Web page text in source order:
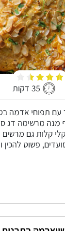
35 דקות
עם תפוחי אדמה
מנה מרשימה דג
קלות גם מרשים
פשוט להכין